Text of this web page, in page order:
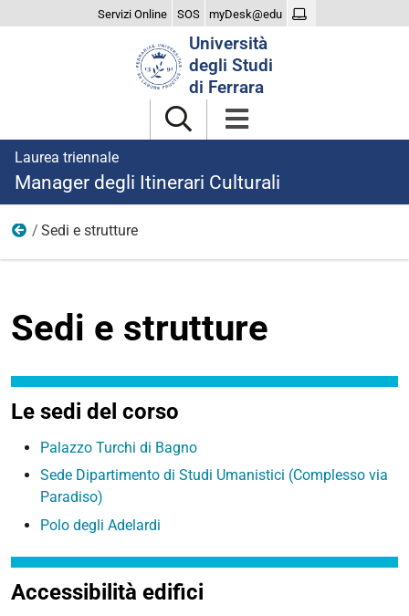
Servizi Online SOS myDesk@edu
Università
degli Studi
di Ferrara
Laurea triennale
Manager degli Itinerari Culturali
Studiare
Sedi e strutture
Sedi e strutture
Le sedi del corso
Palazzo Turchi di Bagno
Sede Dipartimento di Studi Umanistici (Complesso via
Paradiso)
Polo degli Adelardi
Accessibilità edifici